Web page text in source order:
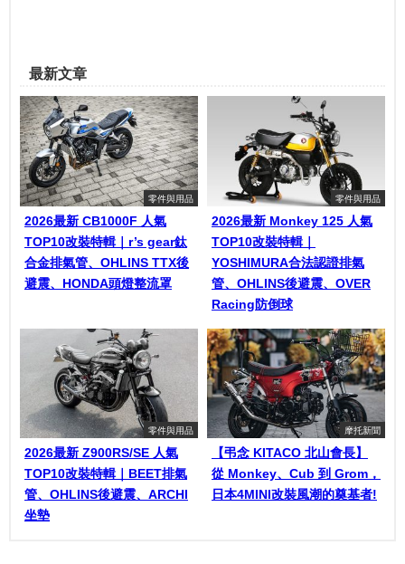
最新文章
零件與用品
2026最新 CB1000F 人氣
TOP10改裝特輯｜r’s gear鈦
合金排氣管、OHLINS TTX後
避震、HONDA頭燈整流罩
零件與用品
2026最新 Monkey 125 人氣
TOP10改裝特輯｜
YOSHIMURA合法認證排氣
管、OHLINS後避震、OVER
Racing防倒球
零件與用品
2026最新 Z900RS/SE 人氣
TOP10改裝特輯｜BEET排氣
管、OHLINS後避震、ARCHI
坐墊
摩托新聞
【弔念 KITACO 北山會長】
從 Monkey、Cub 到 Grom，
日本4MINI改裝風潮的奠基者!